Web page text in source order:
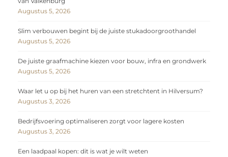
Augustus 5, 2026
Slim verbouwen begint bij de juiste stukadoorgroothandel
Augustus 5, 2026
De juiste graafmachine kiezen voor bouw, infra en grondwerk
Augustus 5, 2026
Waar let u op bij het huren van een stretchtent in Hilversum?
Augustus 3, 2026
Bedrijfsvoering optimaliseren zorgt voor lagere kosten
Augustus 3, 2026
Een laadpaal kopen: dit is wat je wilt weten